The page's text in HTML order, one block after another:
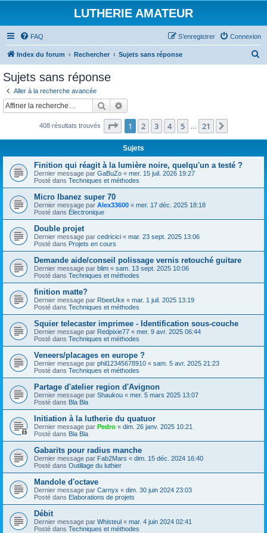
LUTHERIE AMATEUR
FAQ Connexion
S’enregistrer
Index du forum Rechercher Sujets sans réponse
c
Sujets sans réponse
Aller à la recherche avancée
Rechercher
408 résultats trouvés Page 1sur21
1 2 3 4 5 21
Sujets
Finition qui réagit à la lumière noire, quelqu'un a testé ?
Dernier message par GaBuZo « mer. 15 juil. 2026 19:27
Posté dans Techniques et méthodes
Micro Ibanez super 70
Dernier message par Alex33600 « mer. 17 déc. 2025 18:18
Posté dans Électronique
Double projet
Dernier message par cedricici « mar. 23 sept. 2025 13:06
Posté dans Projets en cours
Demande aide/conseil polissage vernis retouché guitare
Dernier message par blim « sam. 13 sept. 2025 10:06
Posté dans Techniques et méthodes
finition matte?
Dernier message par RbeeUke « mar. 1 juil. 2025 13:19
Posté dans Techniques et méthodes
Squier telecaster imprimee - Identification sous-couche
Dernier message par Redpixie77 « mer. 9 avr. 2025 06:44
Posté dans Techniques et méthodes
Veneers/placages en europe ?
Dernier message par phil12345678910 « sam. 5 avr. 2025 21:23
Posté dans Techniques et méthodes
Partage d'atelier region d'Avignon
Dernier message par Shaukou « mer. 5 mars 2025 13:07
Posté dans Bla Bla
Initiation à la lutherie du quatuor
Dernier message par Pedro « dim. 26 janv. 2025 10:21
Posté dans Bla Bla
Gabarits pour radius manche
Dernier message par Fab2Mars « dim. 15 déc. 2024 16:40
Posté dans Outillage du luthier
Mandole d'octave
Dernier message par Carnyx « dim. 30 juin 2024 23:03
Posté dans Elaborations de projets
Débit
Dernier message par Whisteul « mar. 4 juin 2024 02:41
Posté dans Techniques et méthodes